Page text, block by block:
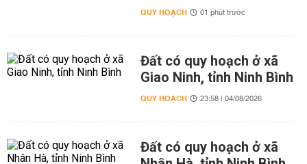
QUY HOẠCH 01 phút trước
Đất có quy hoạch ở xã
Giao Ninh, tỉnh Ninh Bình
QUY HOẠCH 23:58 | 04/08/2026
Đất có quy hoạch ở xã